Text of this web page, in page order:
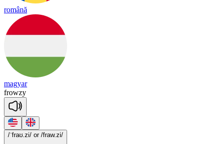
română
magyar
frowzy
/ˈfraʊ.zi/ or /fraw.zi/